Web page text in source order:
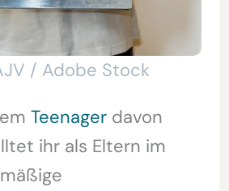
/ Adobe Stock
Teenagerdavon
ihr als Eltern im